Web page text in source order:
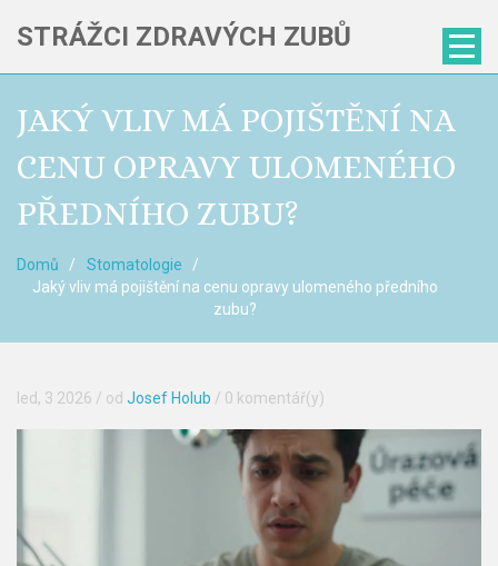
STRÁŽCI ZDRAVÝCH ZUBŮ
JAKÝ VLIV MÁ POJIŠTĚNÍ NA
CENU OPRAVY ULOMENÉHO
PŘEDNÍHO ZUBU?
Domů
Stomatologie
Jaký vliv má pojištění na cenu opravy ulomeného předního
zubu?
led, 3 2026 / od Josef Holub / 0 komentář(y)